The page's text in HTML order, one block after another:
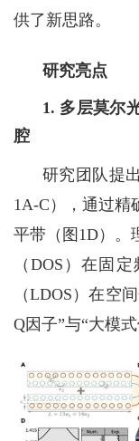
供了新思路。
研究亮点
1. 多层莫尔
腔
研究团队提
1A-C ），通过精
平带（图 1D）。
（DOS ）在固
（LDOS ）在空
Q因子”与“大模